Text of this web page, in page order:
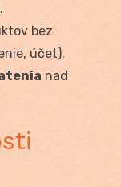
bez
účet).
nad